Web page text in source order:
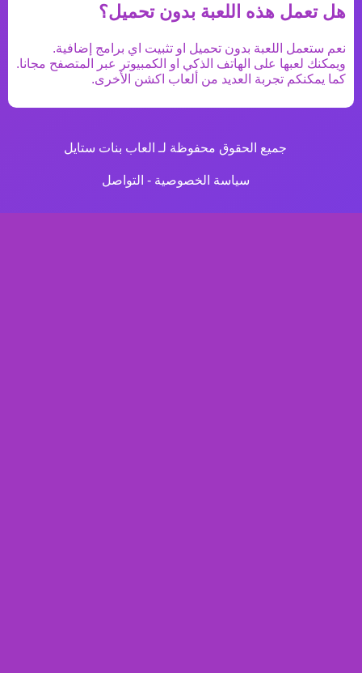
هل تعمل هذه اللعبة بدون تحميل؟
نعم ستعمل اللعبة بدون تحميل او تثبيت اي برامج إضافية.
ويمكنك لعبها على الهاتف الذكي او الكمبيوتر عبر المتصفح مجانا.
كما يمكنكم تجربة العديد من ألعاب اكشن الأخرى.
جميع الحقوق محفوظة لـ العاب بنات ستايل
سياسة الخصوصية - التواصل